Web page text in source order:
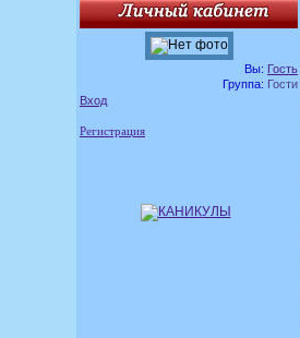
Вы: Гость
Группа: Гости
Вход
Регистрация